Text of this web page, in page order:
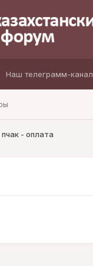
Наш телеграмм-канал
- оплата